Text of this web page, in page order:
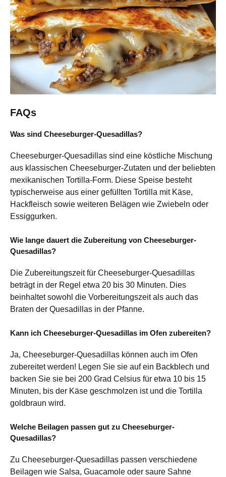
FAQs
Was sind Cheeseburger-Quesadillas?
Cheeseburger-Quesadillas sind eine köstliche Mischung
aus klassischen Cheeseburger-Zutaten und der beliebten
mexikanischen Tortilla-Form. Diese Speise besteht
typischerweise aus einer gefüllten Tortilla mit Käse,
Hackfleisch sowie weiteren Belägen wie Zwiebeln oder
Essiggurken.
Wie lange dauert die Zubereitung von Cheeseburger-
Quesadillas?
Die Zubereitungszeit für Cheeseburger-Quesadillas
beträgt in der Regel etwa 20 bis 30 Minuten. Dies
beinhaltet sowohl die Vorbereitungszeit als auch das
Braten der Quesadillas in der Pfanne.
Kann ich Cheeseburger-Quesadillas im Ofen zubereiten?
Ja, Cheeseburger-Quesadillas können auch im Ofen
zubereitet werden! Legen Sie sie auf ein Backblech und
backen Sie sie bei 200 Grad Celsius für etwa 10 bis 15
Minuten, bis der Käse geschmolzen ist und die Tortilla
goldbraun wird.
Welche Beilagen passen gut zu Cheeseburger-
Quesadillas?
Zu Cheeseburger-Quesadillas passen verschiedene
Beilagen wie Salsa, Guacamole oder saure Sahne